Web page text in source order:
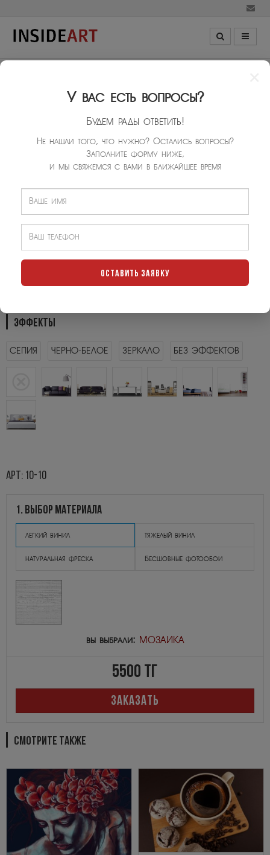
ЭФФЕКТЫ
СЕПИЯ ЧЕРНО-БЕЛОЕ ЗЕРКАЛО БЕЗ ЭФФЕКТОВ
арт: 10-10
1. выбор материала
легкий винил тяжелый винил
натуральная фреска Бесшовные фотообои
вы выбрали: МОЗАИКА
5500 тг
ЗАКАЗАТЬ
СМОТРИТЕ ТАКЖЕ
У вас есть вопросы?
Будем рады ответить!
Не нашли того, что нужно? Остались вопросы?
Заполните форму ниже,
и мы свяжемся с вами в ближайшее время
ОСТАВИТЬ ЗАЯВКУ